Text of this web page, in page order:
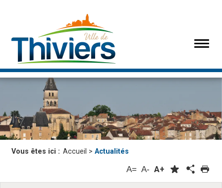
Vous êtes ici : Accueil > Actualités
A= A- A+